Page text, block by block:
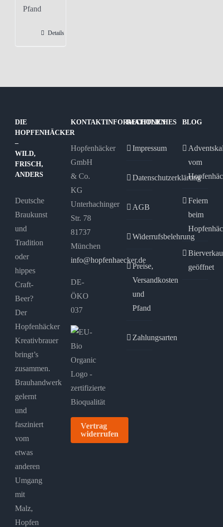
Pfand
Details
DIE
HOPFENHÄCKER
–
WILD,
FRISCH,
ANDERS
Deutsche
Braukunst
und
Tradition
oder
hippes
Craft-
Beer?
Der
Hopfenhäcker
Kreativbrauer
bringt’s
zusammen.
Brauhandwerk
gelernt
und
fasziniert
vom
etwas
anderen
Umgang
mit
Malz,
Hopfen
KONTAKTINFORMATIONEN
Hopfenhäcker
GmbH
& Co.
KG
Unterhachinger
Str. 78
81737
München
info@hopfenhaecker.de
DE-
ÖKO
037
Vertrag
widerrufen
RECHTLICHES
Impressum
Datenschutzerklärung
AGB
Widerrufsbelehrung
Preise,
Versandkosten
und
Pfand
Zahlungsarten
BLOG
vom
Feiern
beim
geöffnet